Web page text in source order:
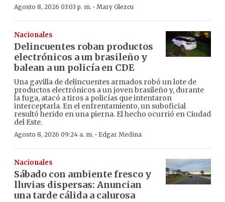
Agosto 8, 2026 03:03 p. m. · Mary Glezcu
Nacionales
Delincuentes roban productos
electrónicos a un brasileño y
balean a un policía en CDE
Una gavilla de delincuentes armados robó un lote de
productos electrónicos a un joven brasileño y, durante
la fuga, atacó a tiros a policías que intentaron
interceptarla. En el enfrentamiento, un suboficial
resultó herido en una pierna. El hecho ocurrió en Ciudad
del Este.
Agosto 8, 2026 09:24 a. m. · Edgar Medina
Nacionales
Sábado con ambiente fresco y
lluvias dispersas: Anuncian
una tarde cálida a calurosa